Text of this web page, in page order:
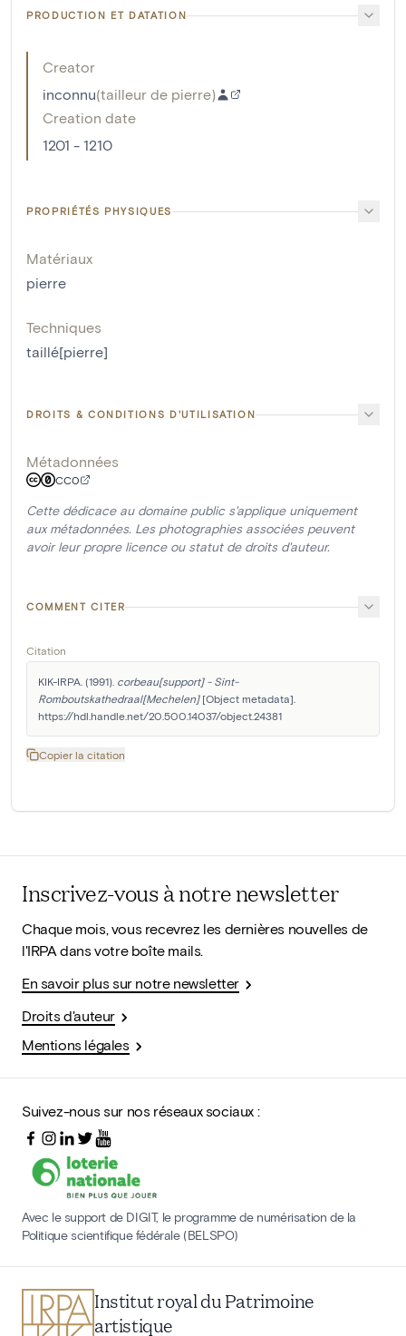
PRODUCTION ET DATATION
Creator
inconnu(tailleur de pierre)
Creation date
1201 - 1210
PROPRIÉTÉS PHYSIQUES
Matériaux
pierre
Techniques
taillé[pierre]
DROITS & CONDITIONS D'UTILISATION
Métadonnées
CC0
Cette dédicace au domaine public s'applique uniquement
aux métadonnées. Les photographies associées peuvent
avoir leur propre licence ou statut de droits d'auteur.
COMMENT CITER
Citation
KIK-IRPA. (1991). corbeau[support] - Sint-
Romboutskathedraal[Mechelen] [Object metadata].
https://hdl.handle.net/20.500.14037/object.24381
Copier la citation
Inscrivez-vous à notre newsletter
Chaque mois, vous recevrez les dernières nouvelles de
l'IRPA dans votre boîte mails.
En savoir plus sur notre newsletter
Droits d'auteur
Mentions légales
Suivez-nous sur nos réseaux sociaux :
Avec le support de DIGIT, le programme de numérisation de la
Politique scientifique fédérale (BELSPO)
Institut royal du Patrimoine
artistique